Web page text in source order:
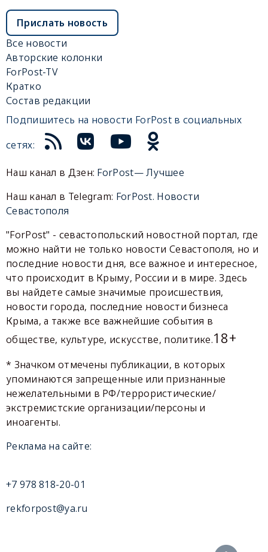
Прислать новость
Все новости
Авторские колонки
ForPost-TV
Кратко
Состав редакции
Подпишитесь на новости ForPost в социальных
сетях:
Наш канал в Дзен: ForPost— Лучшее
Наш канал в Telegram: ForPost. Новости
Севастополя
"ForPost" - севастопольский новостной портал, где
можно найти не только новости Севастополя, но и
последние новости дня, все важное и интересное,
что происходит в Крыму, России и в мире. Здесь
вы найдете самые значимые происшествия,
новости города, последние новости бизнеса
Крыма, а также все важнейшие события в
обществе, культуре, искусстве, политике.18+
* Значком отмечены публикации, в которых
упоминаются запрещенные или признанные
нежелательными в РФ/террористические/
экстремистские организации/персоны и
иноагенты.
Реклама на сайте:
+7 978 818-20-01
rekforpost@ya.ru